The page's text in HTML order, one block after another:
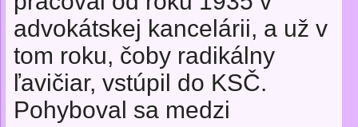
advokátskej kancelárii, a už v
tom roku, čoby radikálny
ľavičiar, vstúpil do KSČ.
Pohyboval sa medzi